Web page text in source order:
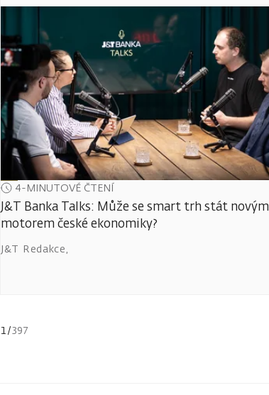
4-MINUTOVÉ ČTENÍ
J&T Banka Talks: Může se smart trh stát novým
motorem české ekonomiky?
J&T Redakce,
1/397